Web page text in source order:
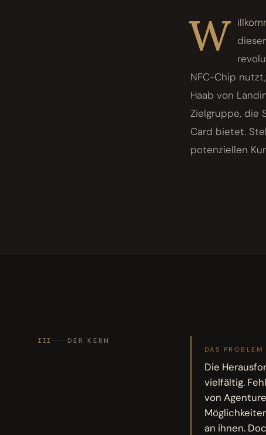
W
NFC-Chip
Haab von
Zielgruppe, die
Card bietet.
potenziellen
III
DER KERN
DAS PROBLEM
Die
vielfältig.
von
an ihnen.